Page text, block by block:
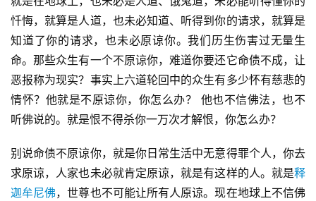
忏悔，就算是人道，也未必知道、听得到你的请求，就算是
知道了你的请求，也未必原谅你。我们历生伤害过无量生
命。那些众生有一个不原谅你，难道你要还它命债不成，让
恶报称为现实？事实上六道轮回中的众生有多少怀有慈悲的
情怀？他就是不原谅你，你怎么办？ 他也不信佛法，也不
听佛说的。就是恨不得杀你一万次才解恨，你怎么办？
别说命债不原谅你，就是你日常生活中无意得罪个人，你去
求原谅，人家也未必就肯定原谅，就是有这样的人。就是释
迦牟尼佛，世尊也不可能让所有人原谅。现在地球上不信佛